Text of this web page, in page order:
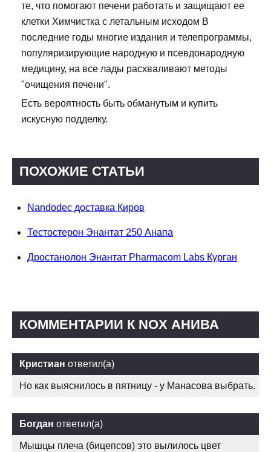
те, что помогают печени работать и защищают ее
клетки Химчистка с летальным исходом В
последние годы многие издания и телепрограммы,
популяризирующие народную и псевдонародную
медицину, на все лады расхваливают методы
"очищения печени".
Есть вероятность быть обманутым и купить
искусную подделку.
ПОХОЖИЕ СТАТЬИ
Nandodec доставка Киров
Тестостерон Энантат 250 Анапа
Дростанолон Энантат Pharmacom Labs Курган
КОММЕНТАРИИ К NOX АНИВА
Кристиан ответил(а)
Но как выяснилось в пятницу - у Манасова выбрать.
Богдан ответил(а)
Мышцы плеча (бицепсов) это вылилось цвет